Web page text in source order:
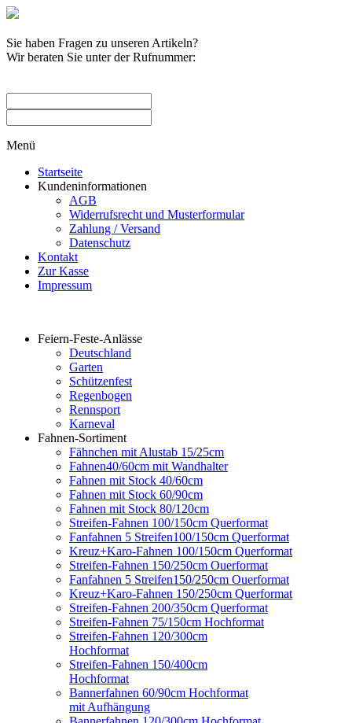
Sie haben Fragen zu unseren Artikeln?
Wir beraten Sie unter der Rufnummer:
Menü
Startseite
Kundeninformationen
AGB
Widerrufsrecht und Musterformular
Zahlung / Versand
Datenschutz
Kontakt
Zur Kasse
Impressum
Feiern-Feste-Anlässe
Deutschland
Garten
Schützenfest
Regenbogen
Rennsport
Karneval
Fahnen-Sortiment
Fähnchen mit Alustab 15/25cm
Fahnen40/60cm mit Wandhalter
Fahnen mit Stock 40/60cm
Fahnen mit Stock 60/90cm
Fahnen mit Stock 80/120cm
Streifen-Fahnen 100/150cm Querformat
Fanfahnen 5 Streifen100/150cm Querformat
Kreuz+Karo-Fahnen 100/150cm Querformat
Streifen-Fahnen 150/250cm Ouerformat
Fanfahnen 5 Streifen150/250cm Ouerformat
Kreuz+Karo-Fahnen 150/250cm Querformat
Streifen-Fahnen 200/350cm Querformat
Streifen-Fahnen 75/150cm Hochformat
Streifen-Fahnen 120/300cm
Hochformat
Streifen-Fahnen 150/400cm
Hochformat
Bannerfahnen 60/90cm Hochformat
mit Aufhängung